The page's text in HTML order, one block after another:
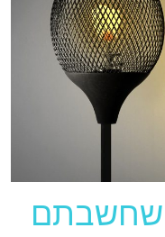
שחשבתם